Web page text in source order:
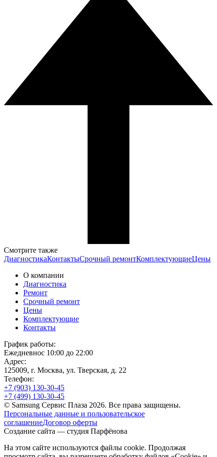
Смотрите также
ДиагностикаКонтактыСрочный ремонтКомплектующиеЦены
О компании
Диагностика
Ремонт
Срочный ремонт
Цены
Комплектующие
Контакты
График работы:
Ежедневнос 10:00 до 22:00
Адрес:
125009, г. Москва, ул. Тверская, д. 22
Телефон:
+7 (903) 130-30-45
+7 (499) 130-30-45
© Samsung Сервис Плаза 2026. Все права защищены.
Персональные данные и пользовательское
соглашениеДоговор оферты
Создание сайта — студия Парфёнова
На этом сайте используются файлы cookie. Продолжая